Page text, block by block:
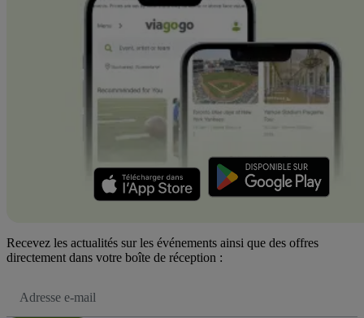
Recevez les actualités sur les événements ainsi que des offres
directement dans votre boîte de réception :
e-